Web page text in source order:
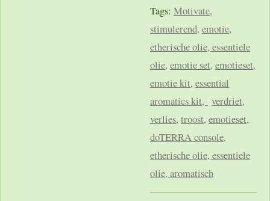
Tags: Motivate,
stimulerend, emotie,
etherische olie, essentiele
olie, emotie set, emotieset,
emotie kit, essential
aromatics kit, verdriet,
verlies, troost, emotieset,
doTERRA console,
etherische olie, essentiele
olie, aromatisch